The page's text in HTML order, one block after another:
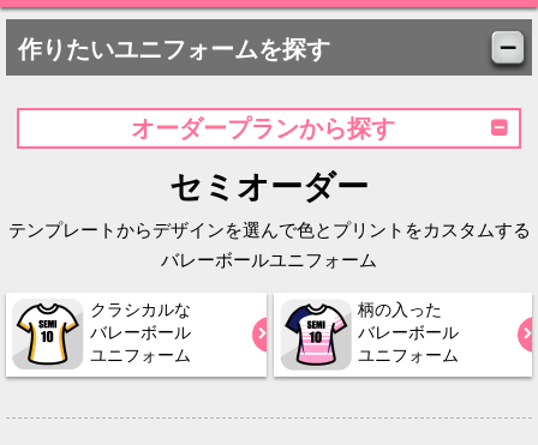
作りたいユニフォームを探す
オーダープランから探す
セミオーダー
テンプレートからデザインを選んで色とプリントをカスタムする
バレーボールユニフォーム
クラシカルな
バレーボール
ユニフォーム
柄の入った
バレーボール
ユニフォーム